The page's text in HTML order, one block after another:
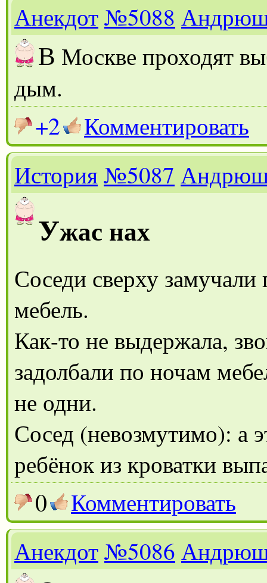
Анекдот№5088
В Москве проходят
дым.
+2
Комментировать
История№5087
Ужас нах
Соседи сверху
мебель.
Как-то не выдержала,
задолбали по ночам
не одни.
Сосед (невозмутимо): а
ребёнок из кроватки
0
Комментировать
Анекдот№5086